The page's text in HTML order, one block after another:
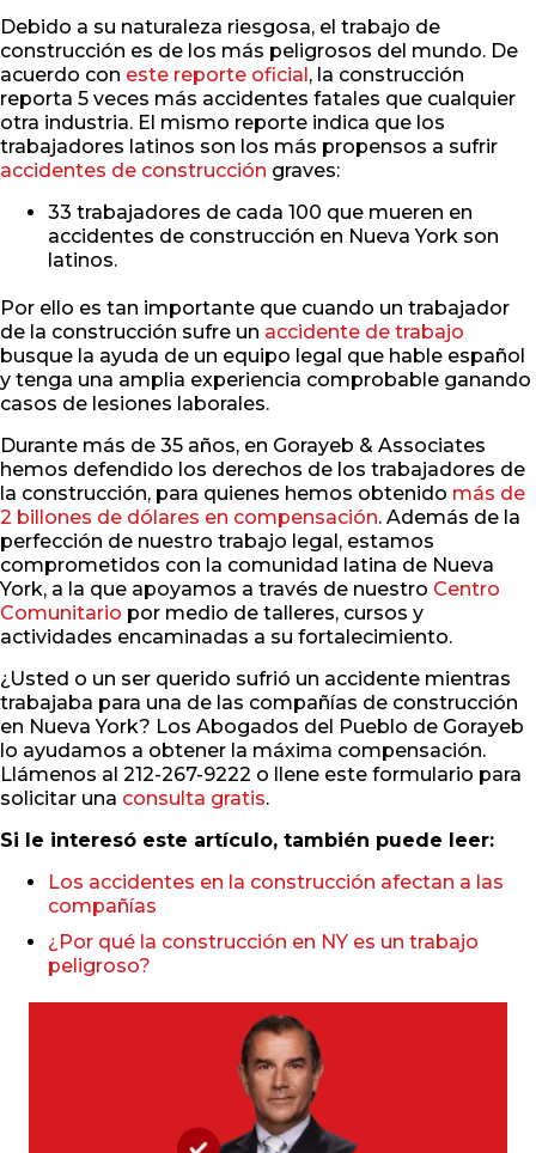
Debido a su naturaleza riesgosa, el trabajo de
construcción es de los más peligrosos del mundo. De
acuerdo con este reporte oficial , la construcción
reporta 5 veces más accidentes fatales que cualquier
otra industria. El mismo reporte indica que los
trabajadores latinos son los más propensos a sufrir
accidentes de construcción graves:
33 trabajadores de cada 100 que mueren en
accidentes de construcción en Nueva York son
latinos.
Por ello es tan importante que cuando un trabajador
de la construcción sufre un accidente de trabajo
busque la ayuda de un equipo legal que hable español
y tenga una amplia experiencia comprobable ganando
casos de lesiones laborales.
Durante más de 35 años, en Gorayeb & Associates
hemos defendido los derechos de los trabajadores de
la construcción, para quienes hemos obtenido más de
2 billones de dólares en compensación. Además de la
perfección de nuestro trabajo legal, estamos
comprometidos con la comunidad latina de Nueva
York, a la que apoyamos a través de nuestro Centro
Comunitario por medio de talleres, cursos y
actividades encaminadas a su fortalecimiento.
¿Usted o un ser querido sufrió un accidente mientras
trabajaba para una de las compañías de construcción
en Nueva York? Los Abogados del Pueblo de Gorayeb
lo ayudamos a obtener la máxima compensación.
Llámenos al 212-267-9222 o llene este formulario para
solicitar una consulta gratis.
Si le interesó este artículo, también puede leer:
Los accidentes en la construcción afectan a las
compañías
¿Por qué la construcción en NY es un trabajo
peligroso?